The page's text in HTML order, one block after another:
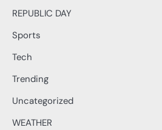
REPUBLIC DAY
Sports
Tech
Trending
Uncategorized
WEATHER